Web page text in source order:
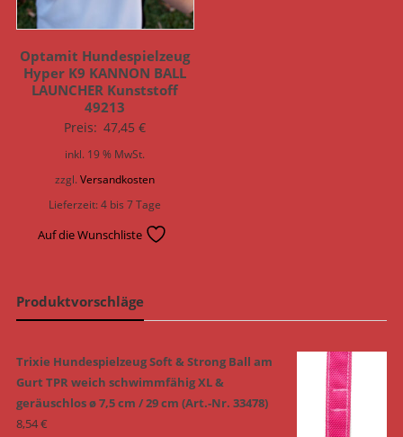
Optamit Hundespielzeug
Hyper K9 KANNON BALL
LAUNCHER Kunststoff
49213
Preis: 47,45€
inkl. 19 % MwSt.
zzgl.Versandkosten
Lieferzeit:4 bis 7 Tage
Auf die Wunschliste
Produktvorschläge
Trixie Hundespielzeug Soft & Strong Ball am
Gurt TPR weich schwimmfähig XL &
geräuschlos ø 7,5 cm / 29 cm (Art.-Nr. 33478)
8,54€